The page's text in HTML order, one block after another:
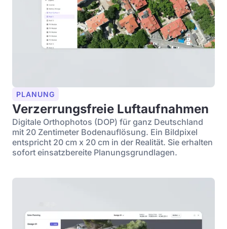
PLANUNG
Verzerrungsfreie Luftaufnahmen
Digitale Orthophotos (DOP) für ganz Deutschland
mit 20 Zentimeter Bodenauflösung. Ein Bildpixel
entspricht 20 cm x 20 cm in der Realität. Sie erhalten
sofort einsatzbereite Planungsgrundlagen.